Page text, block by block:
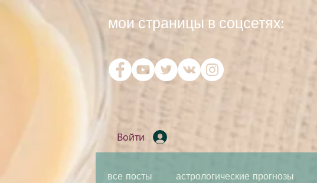
мои страницы в соцсетях:
Войти
все посты астрологические прогнозы